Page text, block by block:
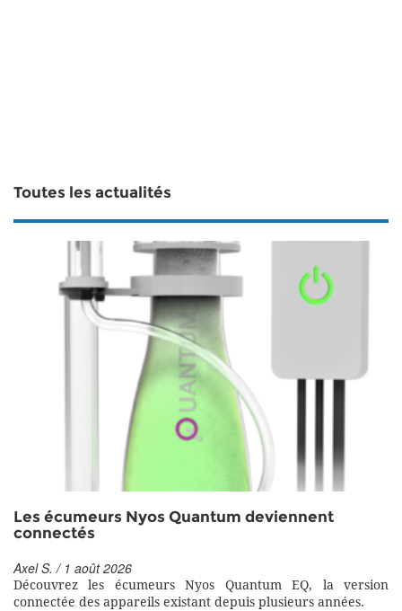
Toutes les actualités
Les écumeurs Nyos Quantum deviennent
connectés
Axel S. / 1 août 2026
Découvrez les écumeurs Nyos Quantum EQ, la version
connectée des appareils existant depuis plusieurs années.